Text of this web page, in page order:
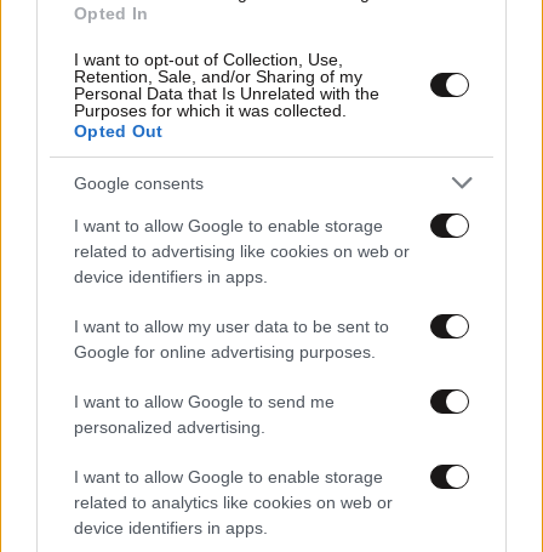
Opted In
I want to opt-out of Collection, Use,
Retention, Sale, and/or Sharing of my
Personal Data that Is Unrelated with the
Purposes for which it was collected.
Opted Out
Google consents
I want to allow Google to enable storage
related to advertising like cookies on web or
device identifiers in apps.
I want to allow my user data to be sent to
Google for online advertising purposes.
I want to allow Google to send me
personalized advertising.
I want to allow Google to enable storage
related to analytics like cookies on web or
device identifiers in apps.
44 λ. πριν
Ιός Δυτικού Νείλου: Σε συναγερμό οι αρχές
στην Αττική – Νέα κρούσματα σε Άλιμο και
Αργυρούπολη – Τα κρίσιμα συμπτώματα